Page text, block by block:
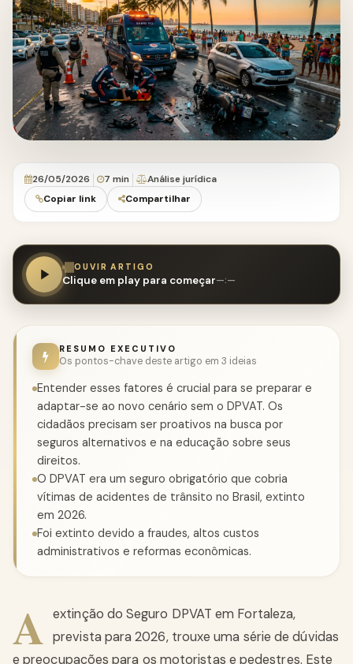
26/05/2026 7 min
Análise jurídica
Copiar link
Compartilhar
OUVIR ARTIGO
Clique em play para começar—:—
RESUMO EXECUTIVO
Os pontos-chave deste artigo em 3 ideias
Entender esses fatores é crucial para se preparar e
adaptar-se ao novo cenário sem o DPVAT. Os
cidadãos precisam ser proativos na busca por
seguros alternativos e na educação sobre seus
direitos.
O DPVAT era um seguro obrigatório que cobria
vítimas de acidentes de trânsito no Brasil, extinto
em 2026.
Foi extinto devido a fraudes, altos custos
administrativos e reformas econômicas.
A extinção do Seguro DPVAT em Fortaleza,
prevista para 2026, trouxe uma série de dúvidas
e preocupações para os motoristas e pedestres. Este